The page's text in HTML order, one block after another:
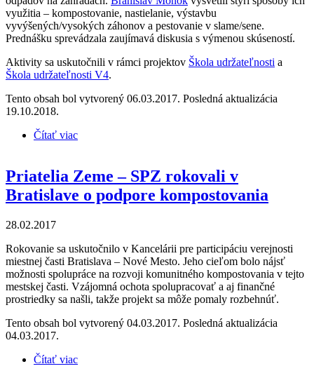
využitia – kompostovanie, nastielanie, výstavbu
vyvýšených/vysokých záhonov a pestovanie v slame/sene.
Prednášku sprevádzala zaujímavá diskusia s výmenou skúseností.
Aktivity sa uskutočnili v rámci projektov Škola udržateľnosti a
Škola udržateľnosti V4.
Tento obsah bol vytvorený 06.03.2017. Posledná aktualizácia
19.10.2018.
Čítať viac
Priatelia Zeme – SPZ rokovali v
Bratislave o podpore kompostovania
28.02.2017
Rokovanie sa uskutočnilo v Kancelárii pre participáciu verejnosti
miestnej časti Bratislava – Nové Mesto. Jeho cieľom bolo nájsť
možnosti spolupráce na rozvoji komunitného kompostovania v tejto
mestskej časti. Vzájomná ochota spolupracovať a aj finančné
prostriedky sa našli, takže projekt sa môže pomaly rozbehnúť.
Tento obsah bol vytvorený 04.03.2017. Posledná aktualizácia
04.03.2017.
Čítať viac